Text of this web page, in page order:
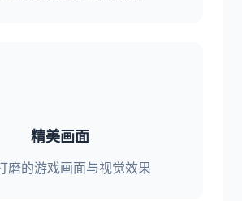
精美画面
磨的游戏画面与视觉效果